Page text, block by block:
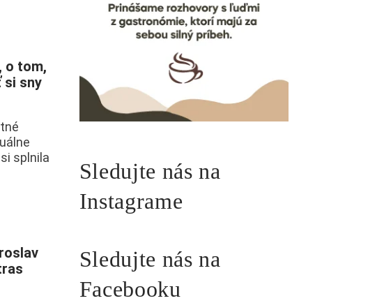
o tom,
si sny
splnila
Sledujte nás na
Instagrame
Sledujte nás na
Facebooku